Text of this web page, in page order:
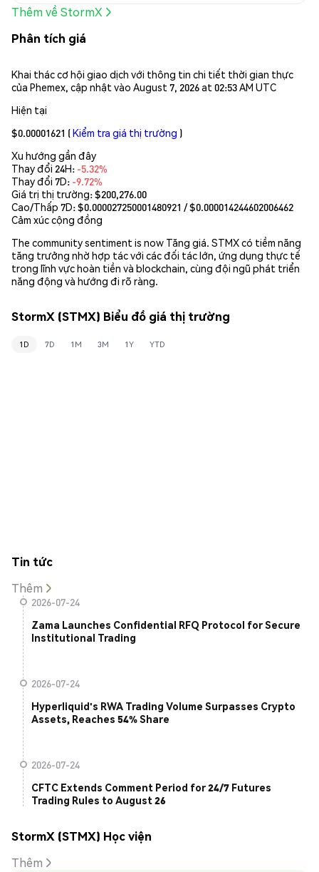
Thêm về StormX
Phân tích giá
Khai thác cơ hội giao dịch với thông tin chi tiết thời gian thực
của Phemex, cập nhật vào August 7, 2026 at 02:53 AM UTC
Hiện tại
$0.00001621 (Kiểm tra giá thị trường )
Xu hướng gần đây
Thay đổi 24H: -5.32%
Thay đổi 7D: -9.72%
Giá trị thị trường:$200,276.00
Cao/Thấp 7D: $0.000027250001480921 / $0.000014244602006462
Cảm xúc cộng đồng
The community sentiment is now Tăng giá. STMX có tiềm năng
tăng trưởng nhờ hợp tác với các đối tác lớn, ứng dụng thực tế
trong lĩnh vực hoàn tiền và blockchain, cùng đội ngũ phát triển
năng động và hướng đi rõ ràng.
StormX (STMX) Biểu đồ giá thị trường
1D 7D 1M 3M 1Y YTD
Tin tức
Thêm
2026-07-24
Zama Launches Confidential RFQ Protocol for Secure
Institutional Trading
2026-07-24
Hyperliquid's RWA Trading Volume Surpasses Crypto
Assets, Reaches 54% Share
2026-07-24
CFTC Extends Comment Period for 24/7 Futures
Trading Rules to August 26
StormX (STMX) Học viện
Thêm